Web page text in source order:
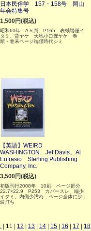
日本民俗学 157・158号 岡山
年会特集号
1,500円(税込)
昭和60年 A５判 P165 表紙端僅イ
タミ、背ヤケ 天地小口僅ヤケ 巻
頭・巻末ページ端僅時代シミ
【英語】WEIRD
WASHINGTON Jef Davis、Al
Eufrasio Sterling Publishing
Company, Inc.
3,500円(税込)
初版刊行2008年 10刷 ページ部分
22.7×22.9 P253 カバースレ、端少
イタミ、内側少汚れ ページ全体に少
波打ち
11 12 13 14 15 16 17 18